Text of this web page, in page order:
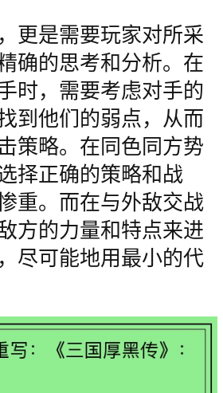
更是需要玩家对所采
确的思考和分析。在
时，需要考虑对手的
到他们的弱点，从而
策略。在同色同方势
择正确的策略和战
重。而在与外敌交战
方的力量和特点来进
尽可能地用最小的代